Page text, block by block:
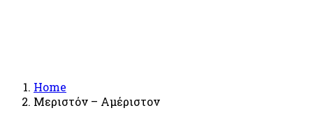
Home
Μεριστόν – Αμέριστον